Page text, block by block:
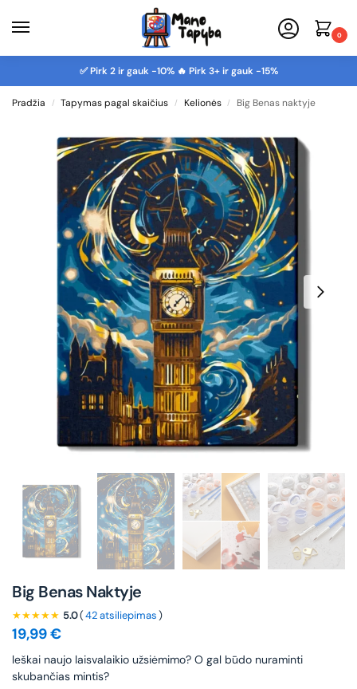
0
✅ Pirk 2 ir gauk -10% 🔥 Pirk 3+ ir gauk -15%
Pradžia / Tapymas pagal skaičius / Kelionės / Big Benas naktyje
Big Benas Naktyje
★★★★★ 5.0(42 atsiliepimas)
19,99€
leškai naujo laisvalaikio užsiėmimo? O gal būdo nuraminti
skubančias mintis?